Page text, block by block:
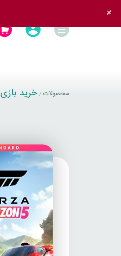
محصولات / خرید بازی Forza horizon 5
+